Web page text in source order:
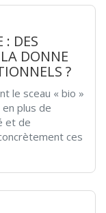
DES
DONNE
?
le sceau « bio »
plus de
et de
ces